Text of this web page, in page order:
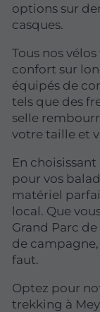
options sur
casques.
Tous nos
confort sur
équipés de
tels que des
selle
votre taille et
En
pour vos
matériel
local. Que
Grand Parc
de
faut.
Optez pour
trekking à